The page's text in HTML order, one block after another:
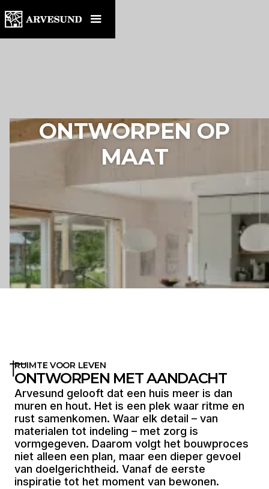
ONTWORPEN OP
MAAT
RUIMTE VOOR LEVEN
ONTWORPEN MET AANDACHT
Arvesund gelooft dat een huis meer is dan
muren en hout. Het is een plek waar ritme en
rust samenkomen. Waar elk detail – van
materialen tot indeling – met zorg is
vormgegeven. Daarom volgt het bouwproces
niet alleen een plan, maar een dieper gevoel
van doelgerichtheid. Vanaf de eerste
inspiratie tot het moment van bewonen.